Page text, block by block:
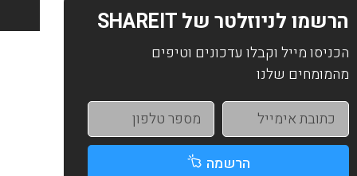
הרשמו לניוזלטר של SHAREIT
הכניסו מייל וקבלו עדכונים וטיפים
מהמומחים שלנו
הרשמה